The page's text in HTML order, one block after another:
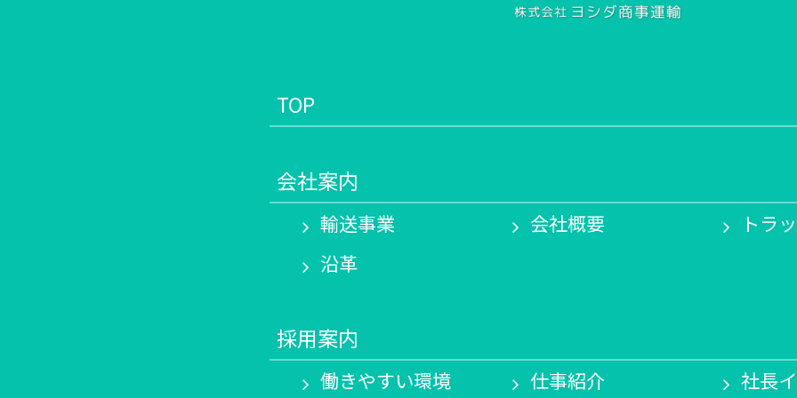
TOP
会社案内
輸送事業 会社概要
トラ
沿革
採用案内
働きやすい環境 仕事紹介 社長